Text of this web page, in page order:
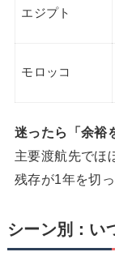
エジプト
モロッコ
迷ったら「余裕
主要渡航先でほ
残存が1年を切
シーン別：い